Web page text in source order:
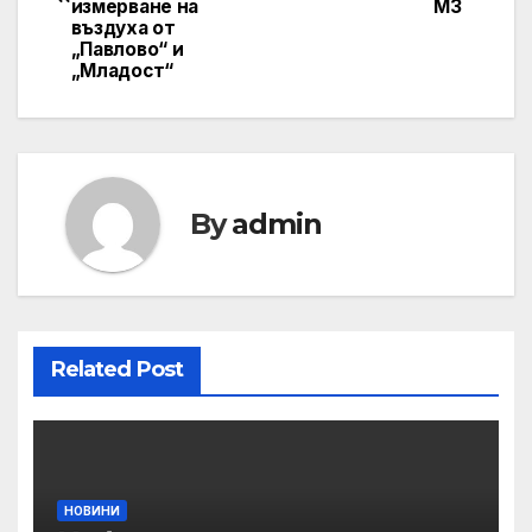
МЗ
измерване на
въздуха от
„Павлово“ и
„Младост“
Byadmin
Related Post
НОВИНИ